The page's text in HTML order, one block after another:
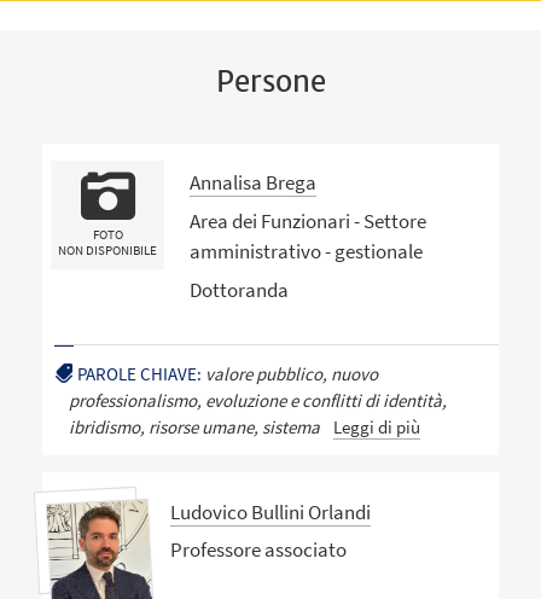
Persone
FOTO
NON DISPONIBILE
Annalisa Brega
Area dei Funzionari - Settore
amministrativo - gestionale
Dottoranda
PAROLE CHIAVE: valore pubblico, nuovo
professionalismo, evoluzione e conflitti di identità,
ibridismo, risorse umane, sistema
Leggi di più
Ludovico Bullini Orlandi
Professore associato